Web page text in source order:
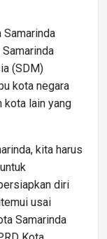
(SDM)
kota negara
kota lain yang
kita harus
diri
usai
Samarinda